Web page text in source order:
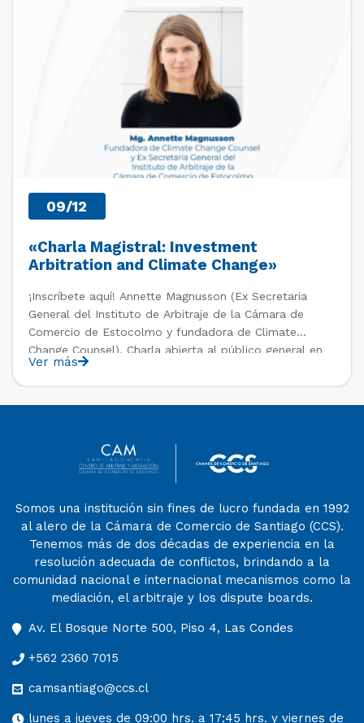
09/12
«Charla Magistral: Investment
Arbitration and Climate Change»
¡Inscríbete aquí! Annette Magnusson (Ex Secretaria
General del Instituto de Arbitraje de la Cámara de
Comercio de Estocolmo y fundadora de Climate
Change Counsel). Charla abierta al público general en
el marco del IV Diploma de Postítulo en Arbitraje
Nacional y Comercial Internacional, organizado por el
Departamento de Derecho Internacional […]
Ver más
Somos una institución sin fines de lucro fundada en 1992
al alero de la Cámara de Comercio de Santiago (CCS).
Tenemos más de dos décadas de experiencia en la
resolución adecuada de conflictos, brindando a la
comunidad nacional e internacional mecanismos como la
mediación, el arbitraje y los dispute boards.
Av. El Bosque Norte 500, Piso 4, Las Condes
+562 2360 7015
camsantiago@ccs.cl
lunes a jueves de 09:00 hrs. a 17:45 hrs. y viernes de